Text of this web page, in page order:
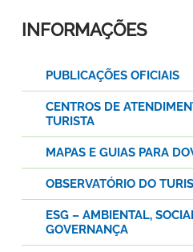
INFORMAÇÕES
PUBLICAÇÕES OFICIAIS
CENTROS DE
TURISTA
MAPAS E GUIAS PARA
OBSERVATÓRIO DO
ESG – AMBIENTAL,
GOVERNANÇA